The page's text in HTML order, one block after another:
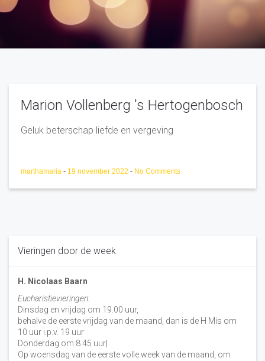
Marion Vollenberg 's Hertogenbosch
Geluk beterschap liefde en vergeving
marthamaria - 19 november 2022 - No Comments
Vieringen door de week
H. Nicolaas Baarn
Eucharistievieringen:
Dinsdag en vrijdag om 19.00 uur,
behalve de eerste vrijdag van de maand, dan is de H Mis om
10 uur i.p.v. 19 uur
Donderdag om 8.45 uur|
Op woensdag van de eerste volle week van de maand, om